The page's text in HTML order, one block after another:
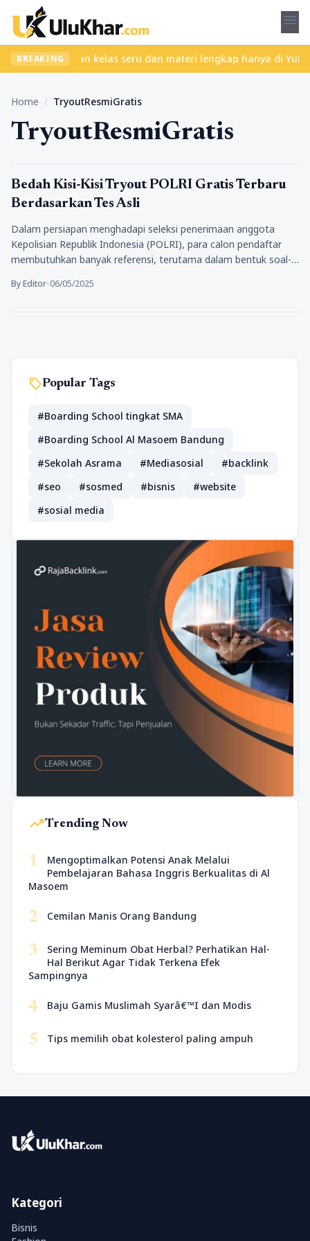
menu
BREAKING
Temukan kelas seru dan materi lengkap hanya di
Home / TryoutResmiGratis
TryoutResmiGratis
Pendidikan
Bedah Kisi-Kisi Tryout POLRI Gratis Terbaru
Berdasarkan Tes Asli
Dalam persiapan menghadapi seleksi penerimaan anggota
Kepolisian Republik Indonesia (POLRI), para calon pendaftar
membutuhkan banyak referensi, terutama dalam bentuk soal-
By Editor•06/05/2025
sellPopular Tags
#Boarding School tingkat SMA
#Boarding School Al Masoem Bandung
#Sekolah Asrama
#Mediasosial
#backlink
#seo
#sosmed #bisnis
#website
#sosial media
trending_upTrending Now
1
Mengoptimalkan Potensi Anak Melalui
Pembelajaran Bahasa Inggris Berkualitas di Al
Masoem
2 Cemilan Manis Orang Bandung
3
Sering Meminum Obat Herbal? Perhatikan Hal-
Hal Berikut Agar Tidak Terkena Efek
Sampingnya
4 Baju Gamis Muslimah Syarâ€™I dan Modis
5 Tips memilih obat kolesterol paling ampuh
Kategori
Bisnis